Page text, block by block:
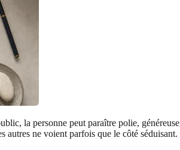
la personne peut paraître polie,
autres ne voient parfois que le côté séduisant.